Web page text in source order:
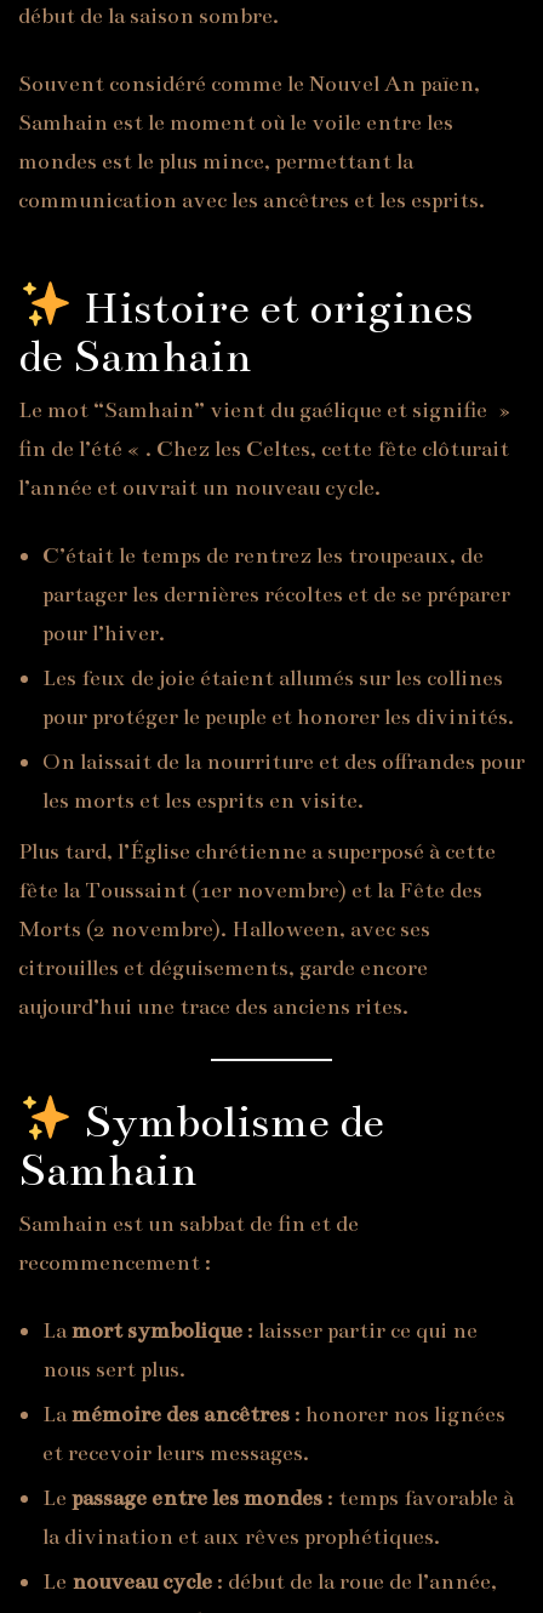
début de la saison sombre.
Souvent considéré comme le Nouvel An païen,
Samhain est le moment où le voile entre les
mondes est le plus mince, permettant la
communication avec les ancêtres et les esprits.
Histoire et origines
de Samhain
Le mot “Samhain” vient du gaélique et signifie »
fin de l’été « . Chez les Celtes, cette fête clôturait
l’année et ouvrait un nouveau cycle.
C’était le temps de rentrez les troupeaux, de
partager les dernières récoltes et de se préparer
pour l’hiver.
Les feux de joie étaient allumés sur les collines
pour protéger le peuple et honorer les divinités.
On laissait de la nourriture et des offrandes pour
les morts et les esprits en visite.
Plus tard, l’Église chrétienne a superposé à cette
fête la Toussaint (1er novembre) et la Fête des
Morts (2 novembre). Halloween, avec ses
citrouilles et déguisements, garde encore
aujourd’hui une trace des anciens rites.
Symbolisme de
Samhain
Samhain est un sabbat de fin et de
recommencement :
Lamort symbolique : laisser partir ce qui ne
nous sert plus.
Lamémoire des ancêtres : honorer nos lignées
et recevoir leurs messages.
Le passage entre les mondes : temps favorable à
la divination et aux rêves prophétiques.
Le nouveau cycle : début de la roue de l’année,